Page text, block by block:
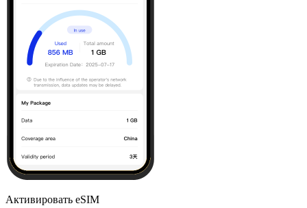
Активировать eSIM